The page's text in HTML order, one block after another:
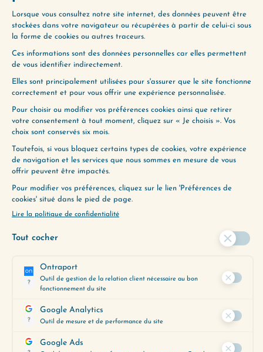
(127) PLEURER
ENVIE D’ALLER PLUS
LOIN ?
outil précieux pour vous aider à
découvrir les épisodes qui
correspondent le mieux à vos
préoccupations du moment.
Obtenez-le gratuitement en